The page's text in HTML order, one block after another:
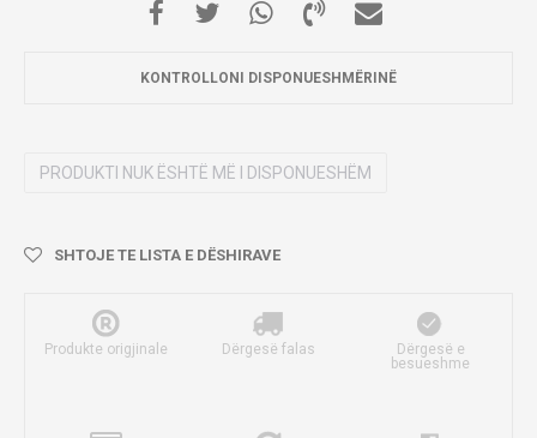
KONTROLLONI DISPONUESHMËRINË
PRODUKTI NUK ËSHTË MË I DISPONUESHËM
SHTOJE TE LISTA E DËSHIRAVE
Produkte origjinale Dërgesë falas
Dërgesë e
besueshme